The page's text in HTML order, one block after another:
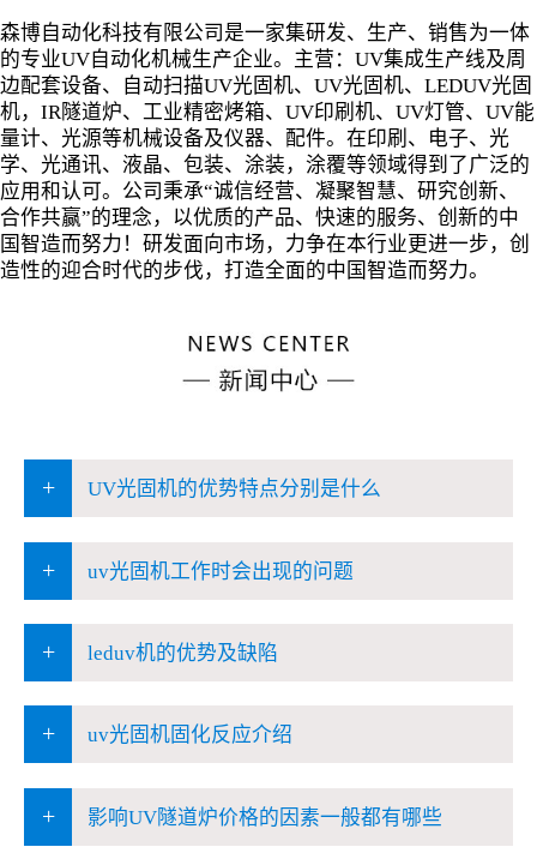
森博自动化科技有限公司是一家集研发、生产、销售为一体
的专业UV自动化机械生产企业。主营：UV集成生产线及周
边配套设备、自动扫描UV光固机、UV光固机、LEDUV光固
机，IR隧道炉、工业精密烤箱、UV印刷机、UV灯管、UV能
量计、光源等机械设备及仪器、配件。在印刷、电子、光
学、光通讯、液晶、包装、涂装，涂覆等领域得到了广泛的
应用和认可。公司秉承“诚信经营、凝聚智慧、研究创新、
合作共赢”的理念，以优质的产品、快速的服务、创新的中
国智造而努力！研发面向市场，力争在本行业更进一步，创
造性的迎合时代的步伐，打造全面的中国智造而努力。
+ UV光固机的优势特点分别是什么
+ uv光固机工作时会出现的问题
+ leduv机的优势及缺陷
+ uv光固机固化反应介绍
+ 影响UV隧道炉价格的因素一般都有哪些